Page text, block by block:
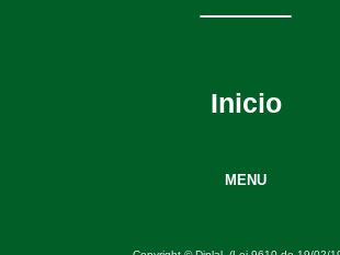
Inicio
MENU